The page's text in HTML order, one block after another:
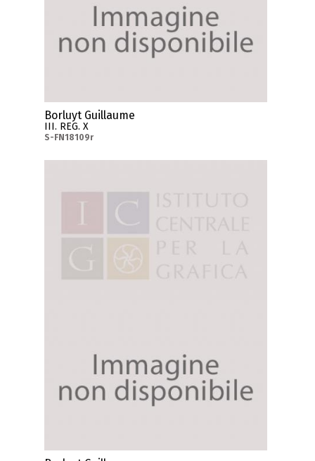
Borluyt Guillaume
III. REG. X
S-FN18109r